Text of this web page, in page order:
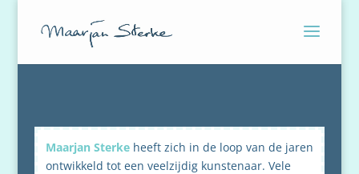
Maarjan Sterke heeft zich in de loop van de jaren
ontwikkeld tot een veelzijdig kunstenaar. Vele